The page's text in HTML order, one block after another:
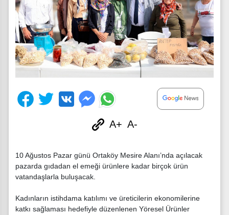
A+ A-
10 Ağustos Pazar günü Ortaköy Mesire Alanı’nda açılacak
pazarda gıdadan el emeği ürünlere kadar birçok ürün
vatandaşlarla buluşacak.
Kadınların istihdama katılımı ve üreticilerin ekonomilerine
katkı sağlaması hedefiyle düzenlenen Yöresel Ürünler